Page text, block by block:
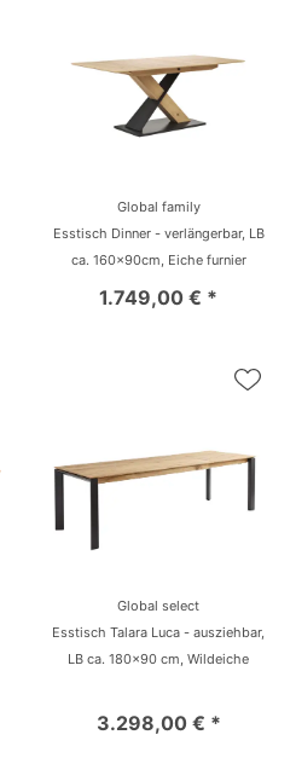
Global family
Esstisch Dinner - verlängerbar, LB
ca. 160x90cm, Eiche furnier
1.749,00 € *
Global select
Esstisch Talara Luca - ausziehbar,
LB ca. 180x90 cm, Wildeiche
3.298,00 € *